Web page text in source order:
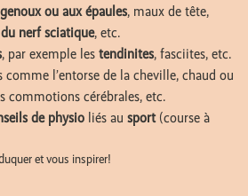
ou aux épaules, maux de tête,
nerf sciatique, etc.
, par exemple les tendinites, fasciites, etc.
comme l’entorse de la cheville, chaud ou
commotions cérébrales, etc.
de physio liés au sport(course à
et vous inspirer!